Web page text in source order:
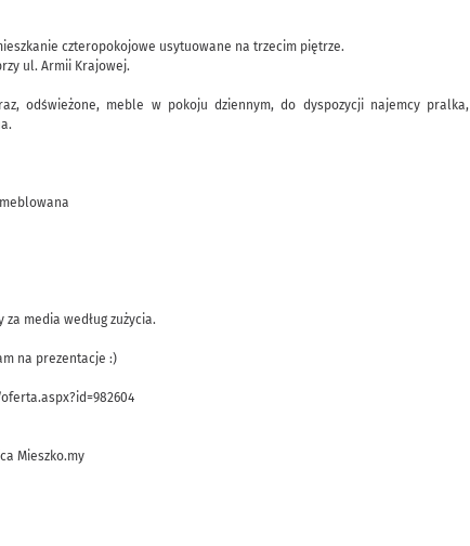
czteropokojowe usytuowane na trzecim piętrze.
ul. Armii Krajowej.
odświeżone, meble w pokoju dziennym, do dyspozycji najemcy pralka,
media według zużycia.
na prezentacje :)
Mieszko.my